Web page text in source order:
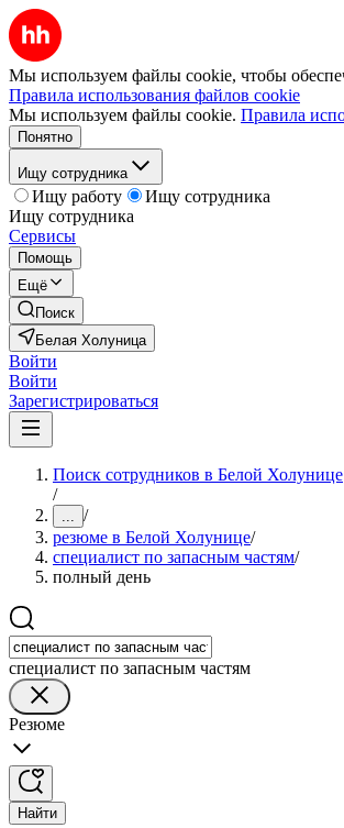
Мы используем файлы cookie, чтобы
Правила использования файлов cookie
Мы используем файлы cookie. Правила
Понятно
Ищу сотрудника
Ищу работу
Ищу сотрудника
Ищу сотрудника
Сервисы
Помощь
Ещё
Поиск
Белая Холуница
Войти
Войти
Зарегистрироваться
Поиск сотрудников в Белой Холунице
/
... /
резюме в Белой Холунице/
специалист по запасным частям/
полный день
специалист по запасным частям
Резюме
Найти